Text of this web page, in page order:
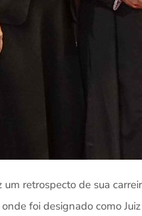
retrospecto de sua
foi designado como